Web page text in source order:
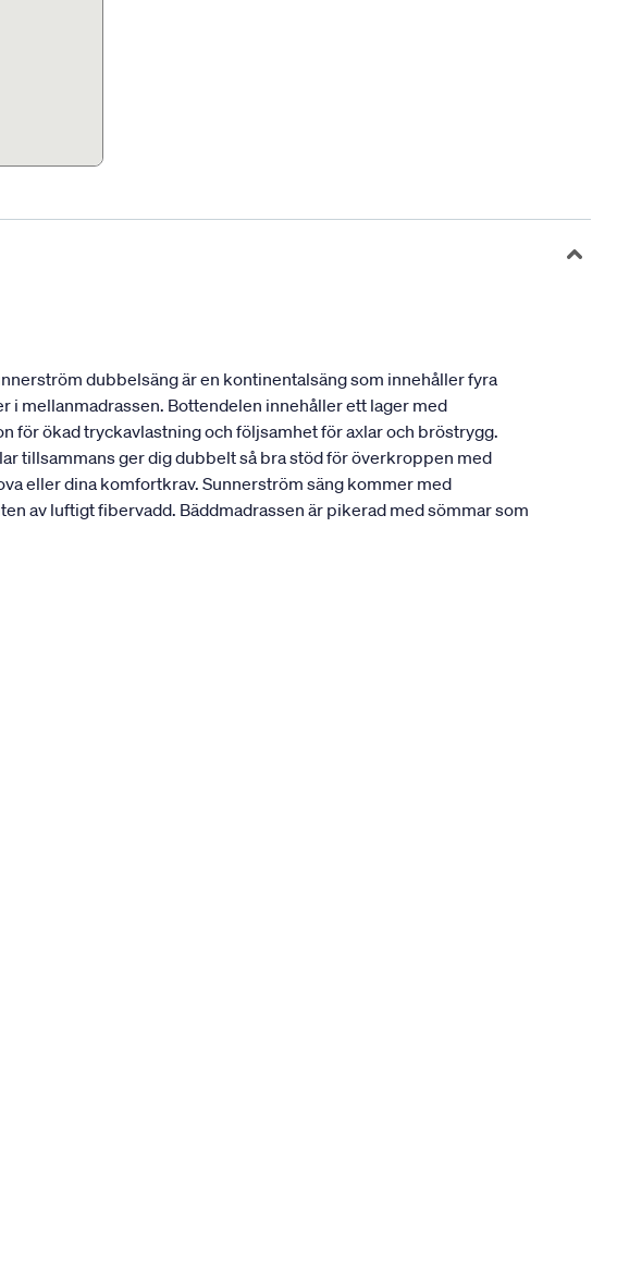
dubbelsäng är en kontinentalsäng som innehåller fyra
mellanmadrassen. Bottendelen innehåller ett lager med
för ökad tryckavlastning och följsamhet för axlar och bröstrygg.
tillsammans ger dig dubbelt så bra stöd för överkroppen med
eller dina komfortkrav. Sunnerström säng kommer med
av luftigt fibervadd. Bäddmadrassen är pikerad med sömmar som